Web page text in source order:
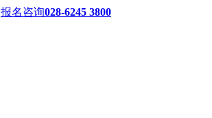
报名咨询028-6245 3800